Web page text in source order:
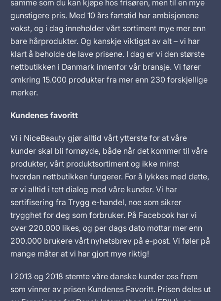
samme som du kan kjøpe hos frisøren, men til en mye
gunstigere pris. Med 10 års fartstid har ambisjonene
vokst, og i dag inneholder vårt sortiment mye mer enn
bare hårprodukter. Og kanskje viktigst av alt – vi har
klart å beholde de lave prisene. I dag er vi den største
nettbutikken i Danmark innenfor vår bransje. Vi fører
omkring 15.000 produkter fra mer enn 230 forskjellige
merker.
Kundenes favoritt
Vi i NiceBeauty gjør alltid vårt ytterste for at våre
kunder skal bli fornøyde, både når det kommer til våre
produkter, vårt produktsortiment og ikke minst
hvordan nettbutikken fungerer. For å lykkes med dette,
er vi alltid i tett dialog med våre kunder. Vi har
sertifisering fra Trygg e-handel, noe som sikrer
trygghet for deg som forbruker. På Facebook har vi
over 220.000 likes, og per dags dato mottar mer enn
200.000 brukere vårt nyhetsbrev på e-post. Vi føler på
mange måter at vi har gjort mye riktig!
I 2013 og 2018 stemte våre danske kunder oss frem
som vinner av prisen Kundenes Favoritt. Prisen deles ut